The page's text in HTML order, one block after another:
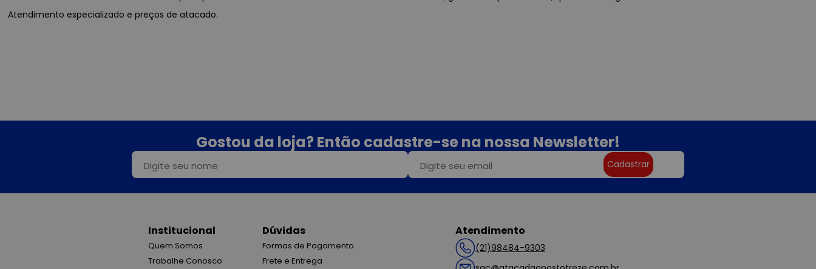
Atendimento especializado e preços de atacado.
Gostou da loja? Então cadastre-se na nossa Newsletter!
Cadastrar
Institucional
Quem Somos
Trabalhe Conosco
Dúvidas
Formas de Pagamento
Frete e Entrega
Atendimento
(21)98484-9303